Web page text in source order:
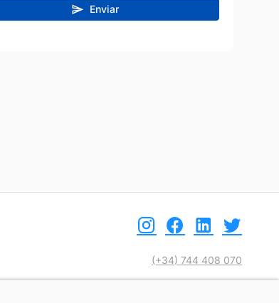
Enviar
(+34) 744 408 070
info@motoreto.com